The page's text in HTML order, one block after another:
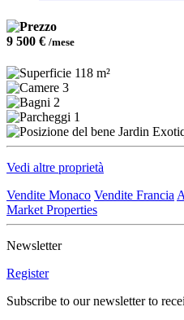
9 500 € /mese
118 m²
3
2
1
Jardin
Vedi altre proprietà
Vendite Monaco Vendite Francia
Market Properties
Newsletter
Register
Subscribe to our newsletter to